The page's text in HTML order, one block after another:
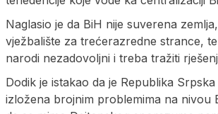
Naglasio je da BiH nije suverena
vježbalište za trećerazredne strance,
narodi nezadovoljni i treba tražiti
Dodik je istakao da je Republika Srpska
izložena brojnim problemima na nivou